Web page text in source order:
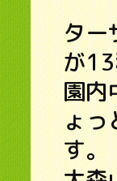
ター
が
園内
ょっ
す。